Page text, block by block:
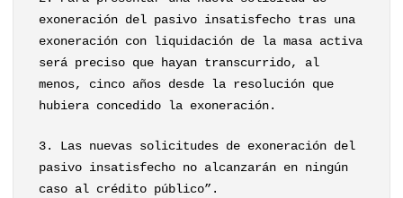
exoneración del pasivo insatisfecho tras una
exoneración con liquidación de la masa activa
será preciso que hayan transcurrido, al
menos, cinco años desde la resolución que
hubiera concedido la exoneración.
3. Las nuevas solicitudes de exoneración del
pasivo insatisfecho no alcanzarán en ningún
caso al crédito público”.